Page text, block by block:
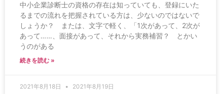
中小企業診断士の資格の存在は知っていても、登録にいた
るまでの流れを把握されている方は、少ないのではないで
しょうか？ または、文字で軽く、「1次があって、2次が
あって……、面接があって、それから実務補習？ とかい
うのがある
続きを読む »
2021年8月18日 2021年8月19日